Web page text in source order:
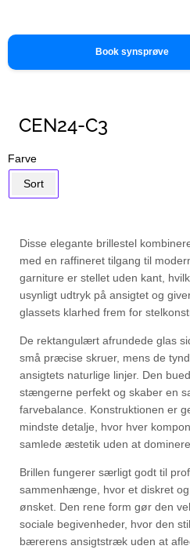
Book synsprøve
CEN24-C3
Farve
Sort
Disse elegante brillestel
med en raffineret tilgang til
garniture er stellet uden kant,
usynligt udtryk på ansigtet og
glassets klarhed frem for
De rektangulært afrundede glas
små præcise skruer, mens de
ansigtets naturlige linjer. Den
stængerne perfekt og skaber en
farvebalance. Konstruktionen er
mindste detalje, hvor hver
samlede æstetik uden at dominere.
Brillen fungerer særligt godt til
sammenhænge, hvor et diskret
ønsket. Den rene form gør den
sociale begivenheder, hvor den
bærerens ansigtstræk uden at